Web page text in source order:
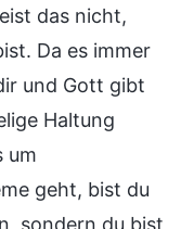
das nicht,
Da es immer
und Gott gibt
Haltung
um
geht, bist du
sondern du bist